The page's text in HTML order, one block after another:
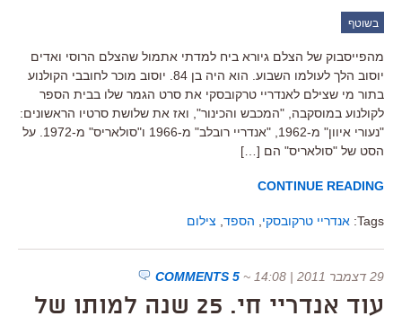
בשוטף
מהפייסבוק של הצלם גיורא ביח למדתי אתמול שהצלם הרוסי ואדים
יוסוב הלך לעולמו השבוע. הוא היה בן 84. יוסוב מוכר לחובבי הקולנוע
בתור מי שצילם לאנדריי טרקובסקי את סרט הגמר שלו בבית הספר
לקולנוע במוסקבה, "המכבש והכינור", ואז את שלושת סרטיו הראשונים:
"נעורי איוון" מ-1962, "אנדריי רובלב" מ-1966 ו"סולאריס" מ-1972. על
הסט של "סולאריס" הם […]
CONTINUE READING
Tags: אנדריי טרקובסקי הספד צילום
29 דצמבר 2011 | 14:08 ~
5 COMMENTS
עוד אנדריי חי. 25 שנה למותו של